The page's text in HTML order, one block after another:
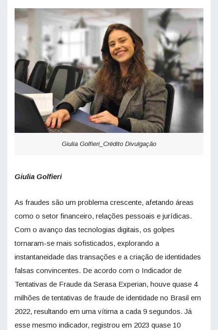
Giulia Golfieri_Crédito Divulgação
Giulia Golfieri
As fraudes são um problema crescente, afetando áreas
como o setor financeiro, relações pessoais e jurídicas.
Com o avanço das tecnologias digitais, os golpes
tornaram-se mais sofisticados, explorando a
instantaneidade das transações e a criação de identidades
falsas convincentes. De acordo com o Indicador de
Tentativas de Fraude da Serasa Experian, houve quase 4
milhões de tentativas de fraude de identidade no Brasil em
2022, resultando em uma vítima a cada 9 segundos. Já
esse mesmo indicador, registrou em 2023 quase 10